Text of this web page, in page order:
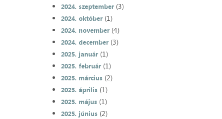
2024. szeptember(3)
2024. október(1)
2024. november(4)
2024. december(3)
2025. január(1)
2025. február(1)
2025. március(2)
2025. április(1)
2025. május(1)
2025. június(2)